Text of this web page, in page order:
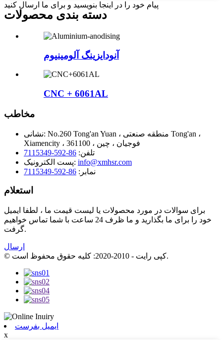
پیام خود را در اینجا بنویسید و برای ما ارسال کنید
دسته بندی محصولات
آنودایزینگ آلومینیوم
CNC + 6061AL
مخاطب
نشانی: No.260 Tong'an Yuan ، منطقه صنعتی Tong'an ،
Xiamencity ، 361100 ، فوجیان ، چین
تلفن: 86-592-7115349
پست الکترونیک: info@xmhsr.com
نمابر: 86-592-7115349
استعلام
برای سوالات در مورد محصولات یا لیست قیمت ما ، لطفا ایمیل
خود را برای ما بگذارید و ما ظرف 24 ساعت با شما تماس خواهیم
گرفت.
ارسال
© کپی رایت - 2010-2020: کلیه حقوق محفوظ است.
ایمیل بفرست
x